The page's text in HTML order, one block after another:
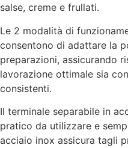
salse, creme e frullati.
Le 2 modalità di
consentono di adattare la
preparazioni, assicurando
lavorazione ottimale sia
consistenti.
Il terminale separabile in
pratico da utilizzare e
acciaio inox assicura tagli